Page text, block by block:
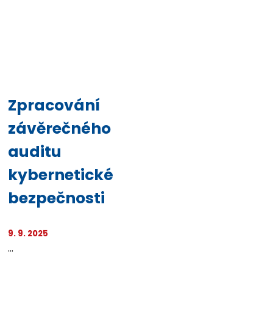
Zpracování
závěrečného
auditu
kybernetické
bezpečnosti
9. 9. 2025
...